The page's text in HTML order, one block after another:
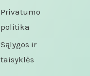
Privatumo
politika
Sąlygos ir
taisyklės